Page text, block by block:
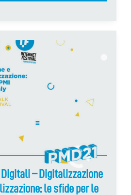
– Digitalizzazione
le sfide per le